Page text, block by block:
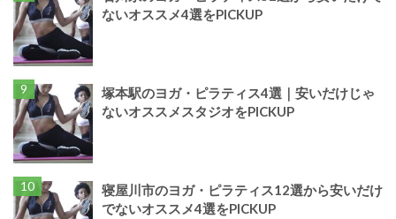
ないオススメ4選をPICKUP
塚本駅のヨガ・ピラティス4選｜安いだけじゃ
ないオススメスタジオをPICKUP
寝屋川市のヨガ・ピラティス12選から安いだけ
でないオススメ4選をPICKUP